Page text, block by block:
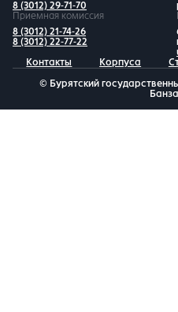
8 (3012) 29-71-70
Приемная комиссия
8 (3012) 21-74-26
8 (3012) 22-77-22
Контакты
Корпуса
© Бурятский